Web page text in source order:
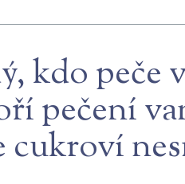
kdo
pečení
cukroví